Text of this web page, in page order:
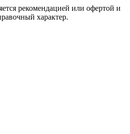
рекомендацией или офертой и
характер.